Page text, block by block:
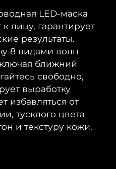
LED-маска
лицу, гарантирует
результаты.
8 видами волн
ближний
свободно,
выработку
избавляться от
тусклого цвета
и текстуру кожи.